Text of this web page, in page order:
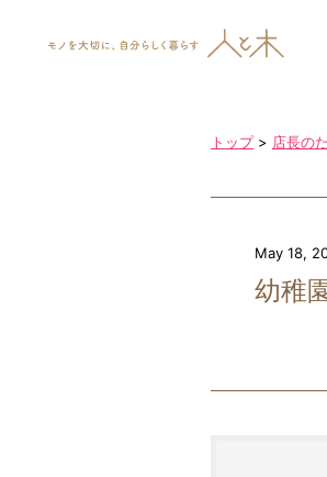
トップ> 店長の
May 18,
幼稚